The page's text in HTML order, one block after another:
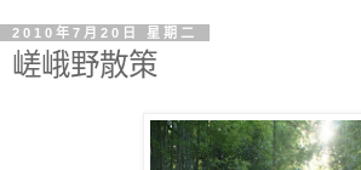
2010年7月20日 星期二
嵯峨野散策